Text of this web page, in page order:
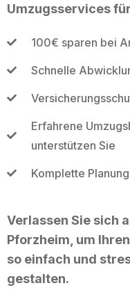
Umzugsservices
100€ sparen bei
Schnelle
Erfahrene
unterstützen Sie
Komplette
Verlassen Sie sich
Pforzheim, um
so einfach und
gestalten.